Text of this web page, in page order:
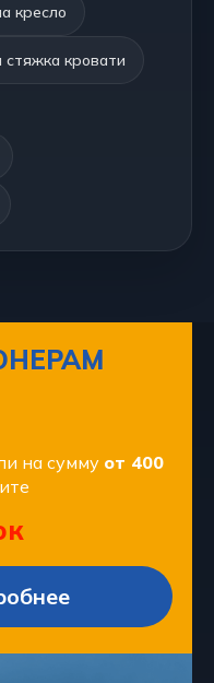
кресло
стяжка кровати
на сумму от 400